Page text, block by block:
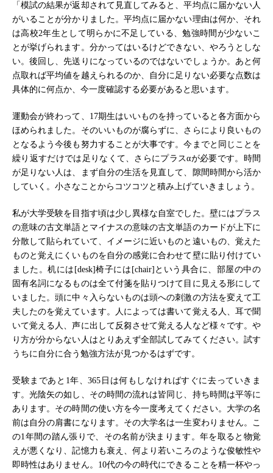
「模試の結果が返却されて見直してみると、平均点に届かない人
がいることが分かりました。平均点に届かない理由は何か、それ
は高校2年生として明らかに不足している、勉強時間が少ないこ
とが挙げられます。分かってはいるけどできない、やろうとしな
い。後回し、先送りになっているのではないでしょうか。あと何
点取れば平均値を越えられるのか、自分に足りない必要な点数は
具体的に何点か、今一度確認する必要があると思います。
運動会が終わって、17期生はいいものを持っていると各方面から
ほめられました。そのいいものが腐らずに、さらにより良いもの
となるよう今後も努力することが大事です。今までと同じことを
繰り返すだけでは足りなくて、さらにプラスαが必要です。時間
が足りない人は、まず自分の生活を見直して、隙間時間から活か
していく。小さなことからコツコツと積み上げていきましょう。
私が大学受験を目指す頃は少し異様な自室でした。壁にはプラス
の意味の古文単語とマイナスの意味の古文単語のカードが上下に
分散して貼られていて、イメージに近いものと遠いもの、覚えた
ものと覚えにくいものを自分の感覚に合わせて壁に貼り付けてい
ました。机には[desk]椅子には[chair]という具合に、部屋の中の
固有名詞になるものは全て付箋を貼りつけて目に見える形にして
いました。頭に中々入らないものは頭への刺激の方法を変えて工
夫したのを覚えています。人によっては書いて覚える人、耳で聞
いて覚える人、声に出して反芻させて覚える人など様々です。や
り方が分からない人はとりあえず全部試してみてください。試す
うちに自分に合う勉強方法が見つかるはずです。
受験まであと1年、365日は何もしなければすぐに去っていきま
す。光陰矢の如し、その時間の流れは皆同じ、持ち時間は平等に
あります。その時間の使い方を今一度考えてください。大学の名
前は自分の肩書になります。その大学名は一生変わりません。こ
の1年間の踏ん張りで、その名前が決まります。年を取ると物覚
えが悪くなり、記憶力も衰え、何より若いころのような俊敏性や
即時性はありません。10代の今の時代にできることを精一杯やっ